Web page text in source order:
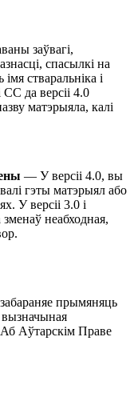
заўвагі,
спасылкі на
стваральніка і
СС да версіі 4.0
матэрыяла, калі
— У версіі 4.0, вы
гэты матэрыял або
У версіі 3.0 і
неабходная,
прымяняць
вызначыная
Аўтарскім Праве